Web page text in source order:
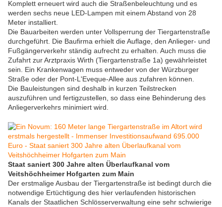
Komplett erneuert wird auch die Straßenbeleuchtung und es
werden sechs neue LED-Lampen mit einem Abstand von 28
Meter installiert.
Die Bauarbeiten werden unter Vollsperrung der Tiergartenstraße
durchgeführt. Die Baufirma erhielt die Auflage, den Anlieger- und
Fußgängerverkehr ständig aufrecht zu erhalten. Auch muss die
Zufahrt zur Arztpraxis Wirth (Tiergartenstraße 1a) gewährleistet
sein. Ein Krankenwagen muss entweder von der Würzburger
Straße oder der Pont-L'Eveque-Allee aus zufahren können.
Die Bauleistungen sind deshalb in kurzen Teilstrecken
auszuführen und fertigzustellen, so dass eine Behinderung des
Anliegerverkehrs minimiert wird.
Staat saniert 300 Jahre alten Überlaufkanal vom
Veitshöchheimer Hofgarten zum Main
Der erstmalige Ausbau der Tiergartenstraße ist bedingt durch die
notwendige Ertüchtigung des hier verlaufenden historischen
Kanals der Staatlichen Schlösserverwaltung eine sehr schwierige